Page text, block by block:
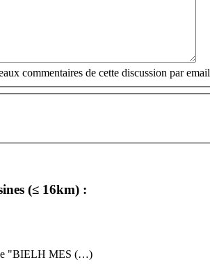
commentaires de cette discussion par email
(≤ 16km) :
"BIELH MES (…)